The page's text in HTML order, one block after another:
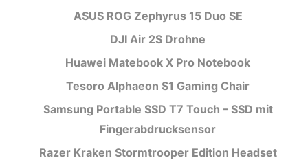
ASUS ROG Zephyrus 15 Duo SE
DJI Air 2S Drohne
Huawei Matebook X Pro Notebook
Tesoro Alphaeon S1 Gaming Chair
Samsung Portable SSD T7 Touch – SSD mit
Fingerabdrucksensor
Razer Kraken Stormtrooper Edition Headset